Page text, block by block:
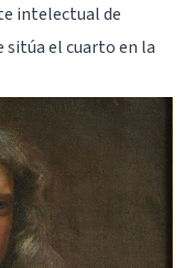
intelectual de
sitúa el cuarto en la